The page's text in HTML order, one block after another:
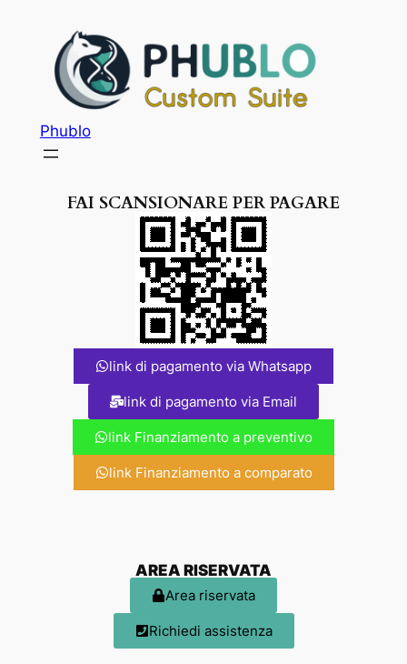
Phublo
FAI SCANSIONARE PER PAGARE
link di pagamento via Whatsapp
link di pagamento via Email
link Finanziamento a preventivo
link Finanziamento a comparato
AREA RISERVATA
Area riservata
Richiedi assistenza